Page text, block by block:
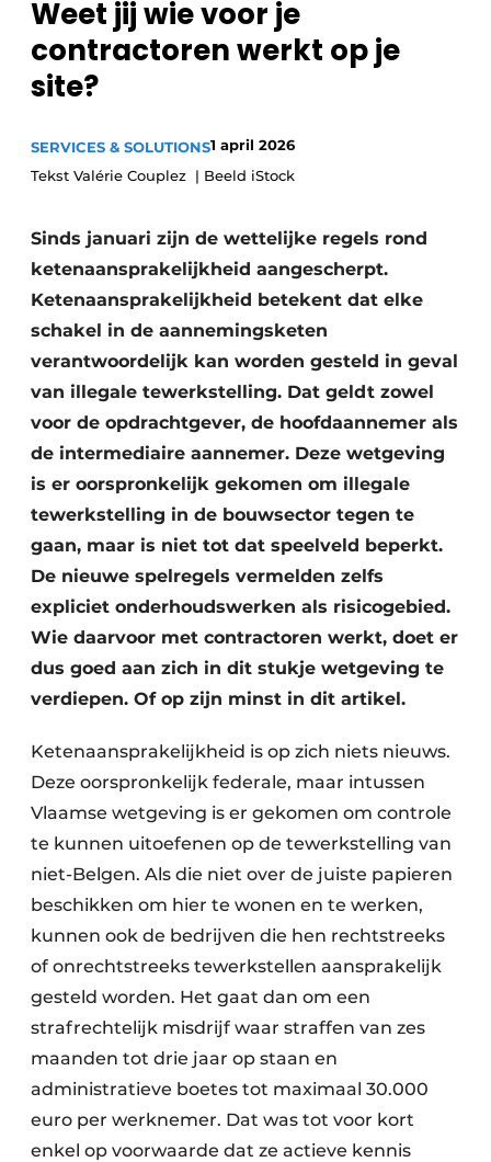
Privacy / Cookie statement
Vacature aanmelden
Vacatures
Weet jij wie voor je
contractoren werkt op je
site?
SERVICES & SOLUTIONS1 april 2026
Tekst Valérie Couplez | Beeld iStock
Sinds januari zijn de wettelijke regels rond
ketenaansprakelijkheid aangescherpt.
Ketenaan­sprakelijkheid betekent dat elke
schakel in de aannemingsketen
verantwoordelijk kan worden gesteld in geval
van illegale tewerkstelling. Dat geldt zowel
voor de opdrachtgever, de hoofdaannemer als
de intermediaire aannemer. Deze wetgeving
is er oorspronkelijk gekomen om illegale
tewerkstelling in de bouwsector tegen te
gaan, maar is niet tot dat speelveld beperkt.
De nieuwe spelregels vermelden zelfs
expliciet onderhoudswerken als risicogebied.
Wie daarvoor met contractoren werkt, doet er
dus goed aan zich in dit stukje wetgeving te
verdiepen. Of op zijn minst in dit artikel.
Ketenaansprakelijkheid is op zich niets nieuws.
Deze oorspronkelijk federale, maar intussen
Vlaamse wetgeving is er gekomen om controle
te kunnen uitoefenen op de tewerkstelling van
niet-Belgen. Als die niet over de juiste papieren
beschikken om hier te wonen en te werken,
kunnen ook de bedrijven die hen rechtstreeks
of onrechtstreeks tewerkstellen aansprakelijk
gesteld worden. Het gaat dan om een
strafrechtelijk misdrijf waar straffen van zes
maanden tot drie jaar op staan en
administratieve boetes tot maximaal 30.000
euro per werknemer. Dat was tot voor kort
enkel op voorwaarde dat ze actieve kennis